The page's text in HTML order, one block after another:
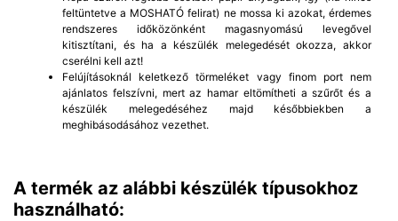
feltüntetve a MOSHATÓ felirat) ne mossa ki azokat, érdemes
rendszeres időközönként magasnyomású levegővel
kitisztítani, és ha a készülék melegedését okozza, akkor
cserélni kell azt!
Felújításoknál keletkező törmeléket vagy finom port nem
ajánlatos felszívni, mert az hamar eltömítheti a szűrőt és a
készülék melegedéséhez majd későbbiekben a
meghibásodásához vezethet.
A termék az alábbi készülék típusokhoz
használható: